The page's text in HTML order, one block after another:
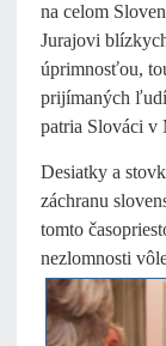
na celom
Jurajovi
úprimnosťou,
prijímaných
patria Slováci v
Desiatky a
záchranu
tomto
nezlomnosti